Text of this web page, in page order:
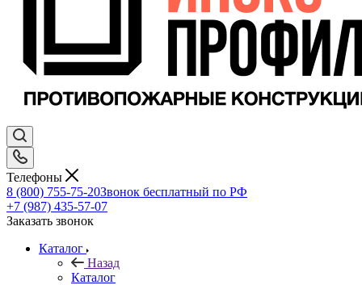
Телефоны
8 (800) 755-75-20Звонок бесплатный по РФ
+7 (987) 435-57-07
Заказать звонок
Каталог
Назад
Каталог